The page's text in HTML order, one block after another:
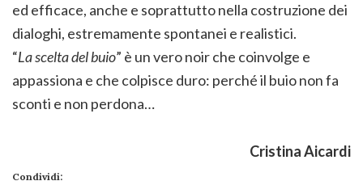
ed efficace, anche e soprattutto nella costruzione dei
dialoghi, estremamente spontanei e realistici.
“La scelta del buio” è un vero noir che coinvolge e
appassiona e che colpisce duro: perché il buio non fa
sconti e non perdona…
Cristina Aicardi
Condividi: